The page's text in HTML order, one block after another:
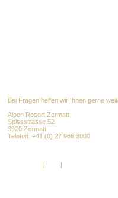
Bei Fragen helfen wir Ihnen gerne
Alpen Resort Zermatt
Spissstrasse 52
3920 Zermatt
Telefon: +41 (0) 27 966 3000
| |